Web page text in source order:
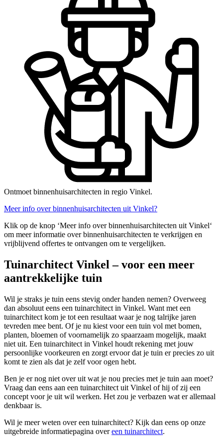
Ontmoet binnenhuisarchitecten in regio Vinkel.
Meer info over binnenhuisarchitecten uit Vinkel?
Klik op de knop ‘Meer info over binnenhuisarchitecten uit Vinkel‘
om meer informatie over binnenhuisarchitecten te verkrijgen en
vrijblijvend offertes te ontvangen om te vergelijken.
Tuinarchitect Vinkel – voor een meer
aantrekkelijke tuin
Wil je straks je tuin eens stevig onder handen nemen? Overweeg
dan absoluut eens een tuinarchitect in Vinkel. Want met een
tuinarchitect kom je tot een resultaat waar je nog talrijke jaren
tevreden mee bent. Of je nu kiest voor een tuin vol met bomen,
planten, bloemen of voornamelijk zo spaarzaam mogelijk, maakt
niet uit. Een tuinarchitect in Vinkel houdt rekening met jouw
persoonlijke voorkeuren en zorgt ervoor dat je tuin er precies zo uit
komt te zien als dat je zelf voor ogen hebt.
Ben je er nog niet over uit wat je nou precies met je tuin aan moet?
Vraag dan eens aan een tuinarchitect uit Vinkel of hij of zij een
concept voor je uit wil werken. Het zou je verbazen wat er allemaal
denkbaar is.
Wil je meer weten over een tuinarchitect? Kijk dan eens op onze
uitgebreide informatiepagina overeen tuinarchitect.